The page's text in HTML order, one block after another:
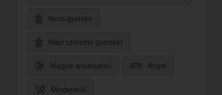
Nincs gyereke
Majd szeretne gyereket
Magyar anyanyelvű Angol
Mindenevő